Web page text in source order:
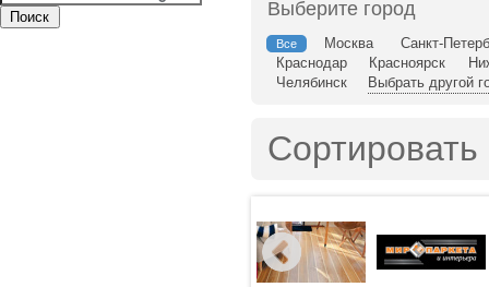
Выберите город
Все Москва
Санкт-
Краснодар
Красноярск
Челябинск
Выбрать другой
Сортировать